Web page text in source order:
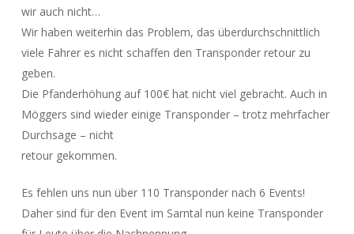
wir auch nicht…
Wir haben weiterhin das Problem, das überdurchschnittlich
viele Fahrer es nicht schaffen den Transponder retour zu
geben.
Die Pfanderhöhung auf 100€ hat nicht viel gebracht. Auch in
Möggers sind wieder einige Transponder – trotz mehrfacher
Durchsage – nicht
retour gekommen.
Es fehlen uns nun über 110 Transponder nach 6 Events!
Daher sind für den Event im Sarntal nun keine Transponder